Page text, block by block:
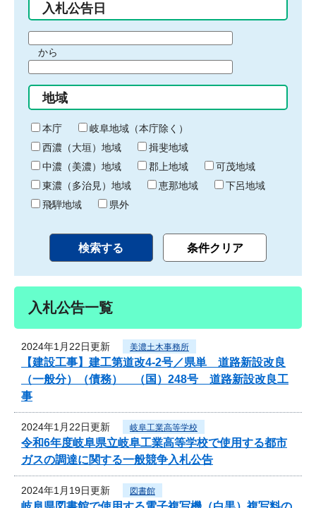
入札公告日
間
始
り
から
間
終
わ
り
地域
本庁
岐阜地域（本庁除く）
西濃（大垣）地域
揖斐地域
中濃（美濃）地域
郡上地域
可茂地域
東濃（多治見）地域
恵那地域
下呂地域
飛騨地域
県外
入札公告一覧
2024年1月22日更新 美濃土木事務所
【建設工事】建工第道改4-2号／県単 道路新設改良
（一般分）（債務） （国）248号 道路新設改良工
事
2024年1月22日更新 岐阜工業高等学校
令和6年度岐阜県立岐阜工業高等学校で使用する都市
ガスの調達に関する一般競争入札公告
2024年1月19日更新 図書館